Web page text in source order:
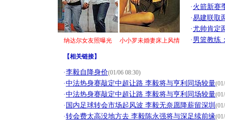
纳达尔女友照曝光 小小罗未婚妻床上风情
· 火箭新赛
·易建联取
·尤帅肯定
· 男篮教练
【相关链接】
·李毅自降身价(01/06 08:30)
·中法热身赛敲定中超让路 李毅将与亨利同场较量
·中法热身赛敲定中超让路 李毅将与亨利同场较量
· 国内足球转会市场起风波 李毅无奈愿降薪留深圳
·转会费太高没地方去 李毅陈永强将与深足续前缘